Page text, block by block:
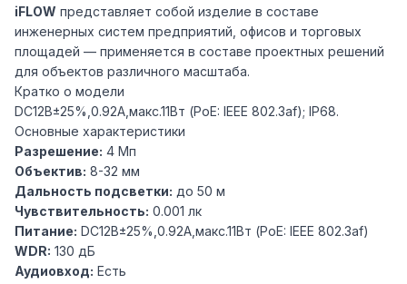
iFLOW представляет собой изделие в составе
инженерных систем предприятий, офисов и торговых
площадей — применяется в составе проектных решений
для объектов различного масштаба.
Кратко о модели
DC12В±25%,0.92A,макс.11Вт (PoE: IEEE 802.3af); IP68.
Основные характеристики
Разрешение: 4 Мп
Объектив: 8-32 мм
Дальность подсветки: до 50 м
Чувствительность: 0.001 лк
Питание: DC12В±25%,0.92A,макс.11Вт (PoE: IEEE 802.3af)
WDR: 130 дБ
Аудиовход: Есть